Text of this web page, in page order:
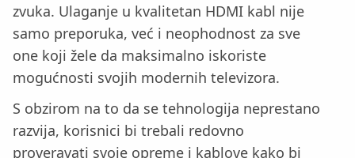
zvuka. Ulaganje u kvalitetan HDMI kabl nije
samo preporuka, već i neophodnost za sve
one koji žele da maksimalno iskoriste
mogućnosti svojih modernih televizora.
S obzirom na to da se tehnologija neprestano
razvija, korisnici bi trebali redovno
proveravati svoje opreme i kablove kako bi